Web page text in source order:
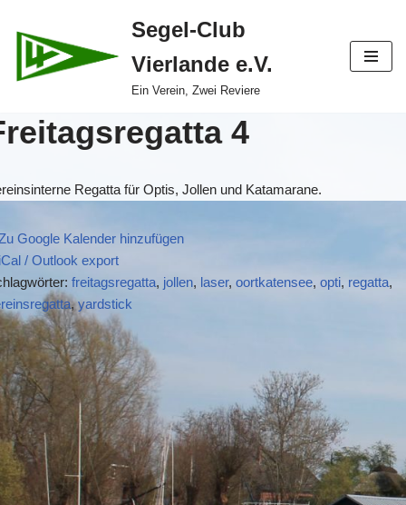
Zum
Inhalt
Segel-Club
Vierlande e.V.
Ein Verein, Zwei Reviere
4
Regatta für Optis, Jollen und Katamarane.
Google Kalender hinzufügen
/ Outlook export
freitagsregatta, jollen, laser, oortkatensee, opti, regatta,
,yardstick